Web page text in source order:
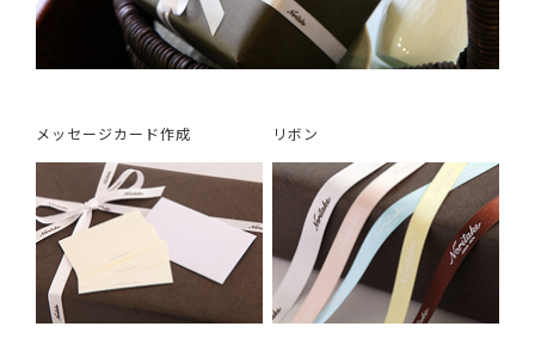
メッセージカード作成 リボン